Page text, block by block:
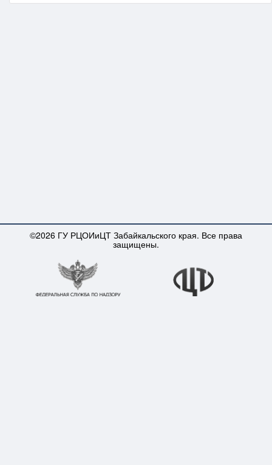
©2026 ГУ РЦОИиЦТ Забайкальского края. Все права
защищены.